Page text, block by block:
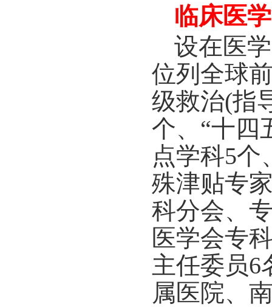
临床医
设在医
位列全球
级救治(指
个、“十四
点学科5个
殊津贴专
科分会、
医学会专
主任委员6
属医院、